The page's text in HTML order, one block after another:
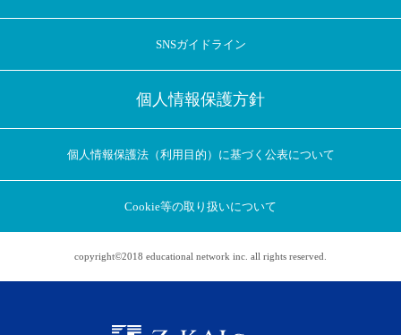
アプリに切り替えてみませんか
アプリ限定のコラムを配信中！
SNSガイドライン
個人情報保護方針
個人情報保護法（利用目的）に基づく公表について
Cookie等の取り扱いについて
copyright©2018 educational network inc. all rights reserved.